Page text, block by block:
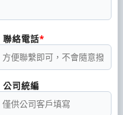
聯絡電話
公司統編